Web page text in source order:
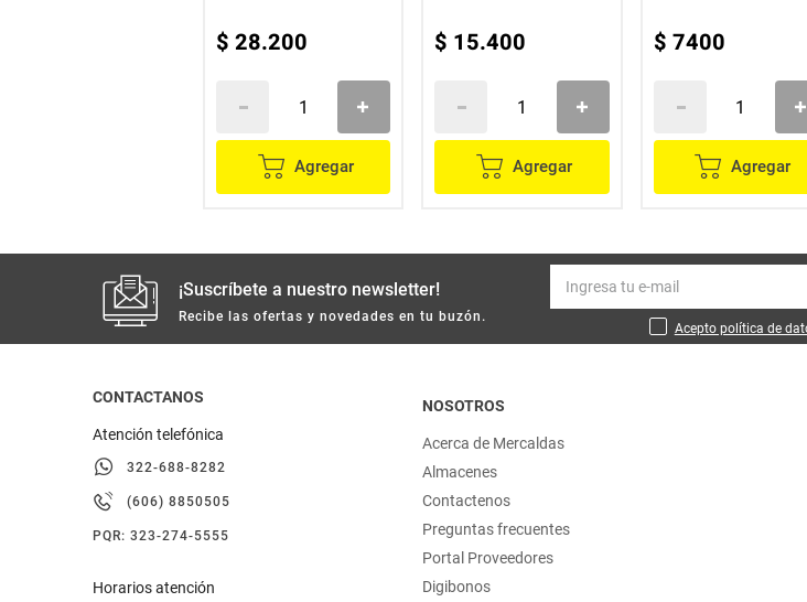
$ 28.200
Agregar
$ 15.400
Agregar
$ 7400
Agregar
¡Suscríbete a nuestro newsletter!
Recibe las ofertas y novedades en tu buzón.
Acepto política de
CONTACTANOS
Atención telefónica
322-688-8282
(606) 8850505
PQR: 323-274-5555
Horarios atención
NOSOTROS
Acerca de Mercaldas
Almacenes
Contactenos
Preguntas frecuentes
Portal Proveedores
Digibonos